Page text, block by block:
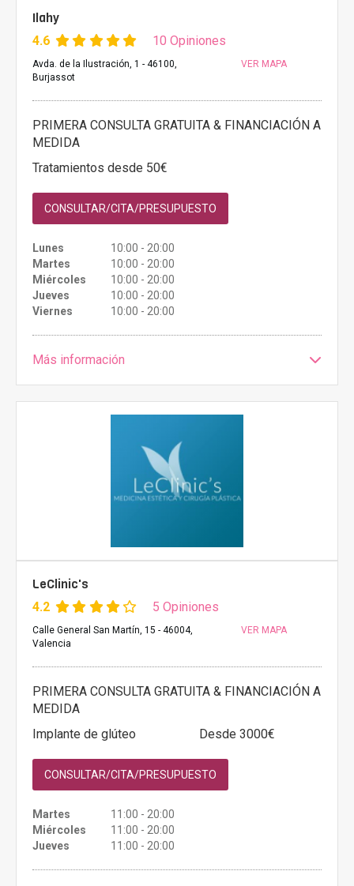
Ilahy
4.6 10 Opiniones
Avda. de la Ilustración, 1 - 46100,
Burjassot
VER MAPA
PRIMERA CONSULTA GRATUITA & FINANCIACIÓN A
MEDIDA
Tratamientos desde 50€
CONSULTAR/CITA/PRESUPUESTO
Lunes
10:00 - 20:00
Martes
10:00 - 20:00
Miércoles
10:00 - 20:00
Jueves
10:00 - 20:00
Viernes
10:00 - 20:00
Más información
LeClinic's
4.2 5 Opiniones
Calle General San Martín, 15 - 46004,
Valencia
VER MAPA
PRIMERA CONSULTA GRATUITA & FINANCIACIÓN A
MEDIDA
Implante de glúteo
Desde 3000€
CONSULTAR/CITA/PRESUPUESTO
Martes
11:00 - 20:00
Miércoles
11:00 - 20:00
Jueves
11:00 - 20:00